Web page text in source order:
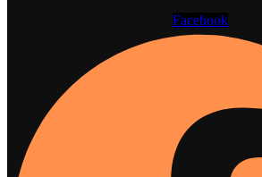
Facebook